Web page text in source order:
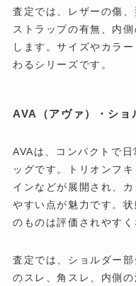
査定では、レザーの傷
ストラップの有無、内
します。サイズやカラ
わるシリーズです。
AVA（アヴァ）・ショ
AVAは、コンパクトで
ッグです。トリオンフ
インなどが展開され、
やすい点が魅力です。
のものは評価されやすく
査定では、ショルダー
のスレ、角スレ、内側